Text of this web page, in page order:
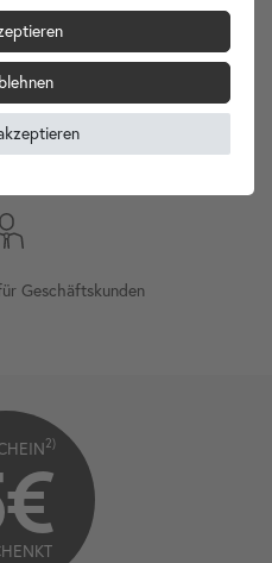
Versand
Geschäftskunden
2)